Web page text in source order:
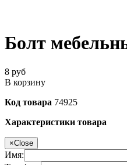
Болт
8 руб
В корзину
Код товара 74925
Характеристики товара
×Close
Имя: